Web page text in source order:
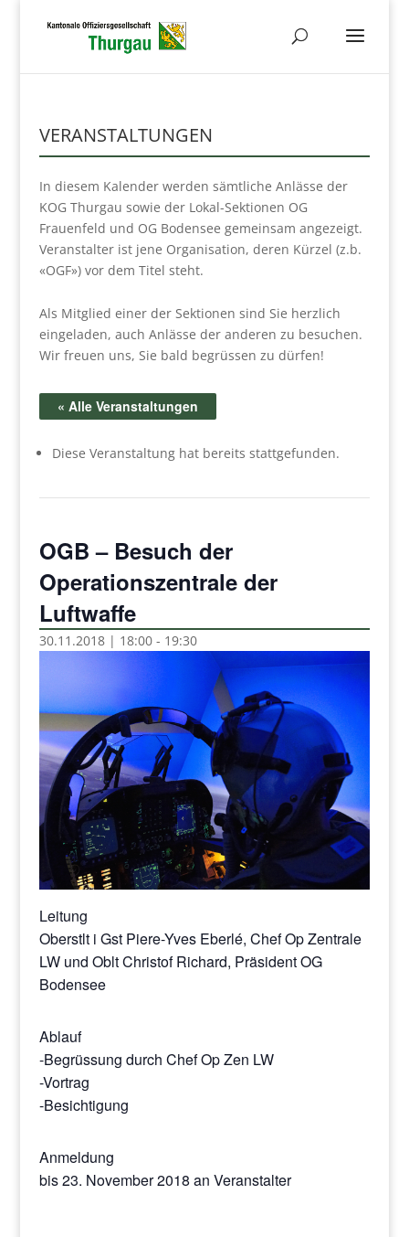
VERANSTALTUNGEN
In diesem Kalender werden sämtliche Anlässe der
KOG Thurgau sowie der Lokal-Sektionen OG
Frauenfeld und OG Bodensee gemeinsam angezeigt.
Veranstalter ist jene Organisation, deren Kürzel (z.b.
«OGF») vor dem Titel steht.
Als Mitglied einer der Sektionen sind Sie herzlich
eingeladen, auch Anlässe der anderen zu besuchen.
Wir freuen uns, Sie bald begrüssen zu dürfen!
« Alle Veranstaltungen
Diese Veranstaltung hat bereits stattgefunden.
OGB – Besuch der
Operationszentrale der
Luftwaffe
30.11.2018 | 18:00- 19:30
Leitung
Oberstlt i Gst Piere-Yves Eberlé, Chef Op Zentrale
LW und Oblt Christof Richard, Präsident OG
Bodensee
Ablauf
-Begrüssung durch Chef Op Zen LW
-Vortrag
-Besichtigung
Anmeldung
bis 23. November 2018 an Veranstalter